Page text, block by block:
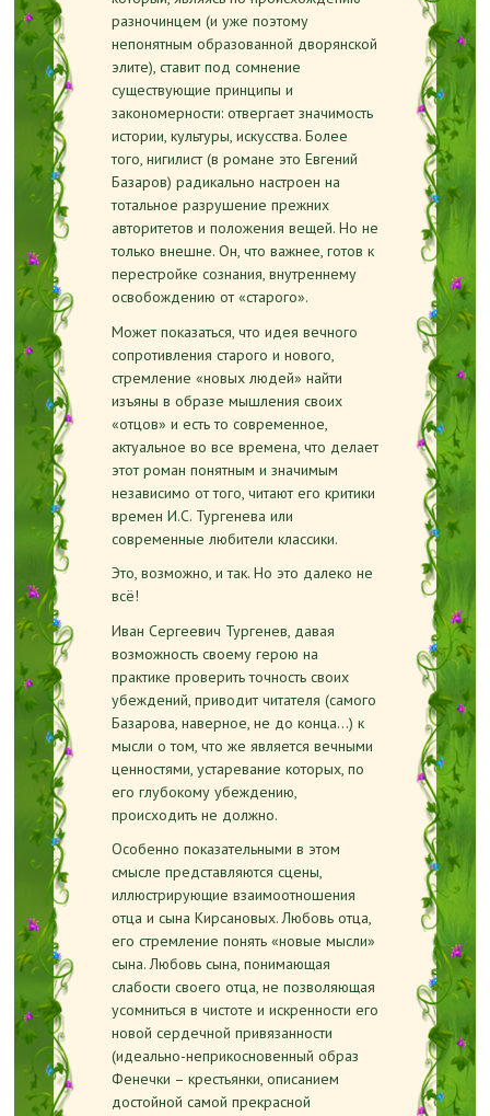
разночинцем (и уже поэтому
непонятным образованной дворянской
элите), ставит под сомнение
существующие принципы и
закономерности: отвергает значимость
истории, культуры, искусства. Более
того, нигилист (в романе это Евгений
Базаров) радикально настроен на
тотальное разрушение прежних
авторитетов и положения вещей. Но не
только внешне. Он, что важнее, готов к
перестройке сознания, внутреннему
освобождению от «старого».
Может показаться, что идея вечного
сопротивления старого и нового,
стремление «новых людей» найти
изъяны в образе мышления своих
«отцов» и есть то современное,
актуальное во все времена, что делает
этот роман понятным и значимым
независимо от того, читают его критики
времен И.С. Тургенева или
современные любители классики.
Это, возможно, и так. Но это далеко не
всё!
Иван Сергеевич Тургенев, давая
возможность своему герою на
практике проверить точность своих
убеждений, приводит читателя (самого
Базарова, наверное, не до конца…) к
мысли о том, что же является вечными
ценностями, устаревание которых, по
его глубокому убеждению,
происходить не должно.
Особенно показательными в этом
смысле представляются сцены,
иллюстрирующие взаимоотношения
отца и сына Кирсановых. Любовь отца,
его стремление понять «новые мысли»
сына. Любовь сына, понимающая
слабости своего отца, не позволяющая
усомниться в чистоте и искренности его
новой сердечной привязанности
(идеально-неприкосновенный образ
Фенечки – крестьянки, описанием
достойной самой прекрасной